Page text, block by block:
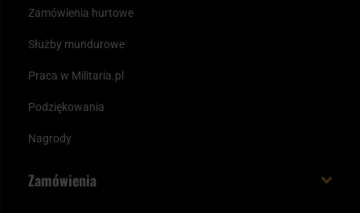
Zamówienia hurtowe
Służby mundurowe
Praca w Militaria.pl
Podziękowania
Nagrody
Zamówienia